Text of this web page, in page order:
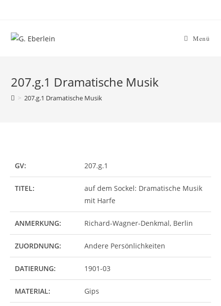
Menü
207.g.1 Dramatische Musik
> 207.g.1 Dramatische Musik
GV: 207.g.1
TITEL:
auf dem Sockel: Dramatische Musik
mit Harfe
ANMERKUNG: Richard-Wagner-Denkmal, Berlin
ZUORDNUNG: Andere Persönlichkeiten
DATIERUNG: 1901-03
MATERIAL: Gips